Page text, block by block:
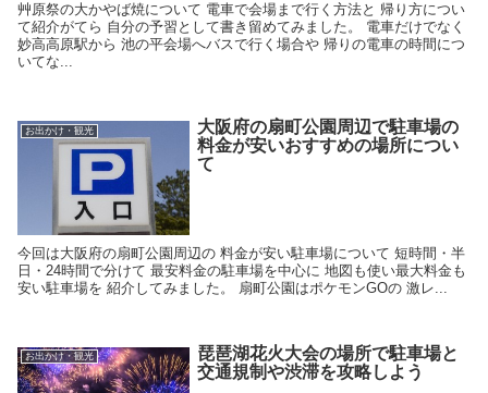
艸原祭の大かやば焼について 電車で会場まで行く方法と 帰り方につい
て紹介がてら 自分の予習として書き留めてみました。 電車だけでなく
妙高高原駅から 池の平会場へバスで行く場合や 帰りの電車の時間につ
いてな...
お出かけ・観光
大阪府の扇町公園周辺で駐車場の
料金が安いおすすめの場所につい
て
今回は大阪府の扇町公園周辺の 料金が安い駐車場について 短時間・半
日・24時間で分けて 最安料金の駐車場を中心に 地図も使い最大料金も
安い駐車場を 紹介してみました。 扇町公園はポケモンGOの 激レ...
お出かけ・観光
琵琶湖花火大会の場所で駐車場と
交通規制や渋滞を攻略しよう